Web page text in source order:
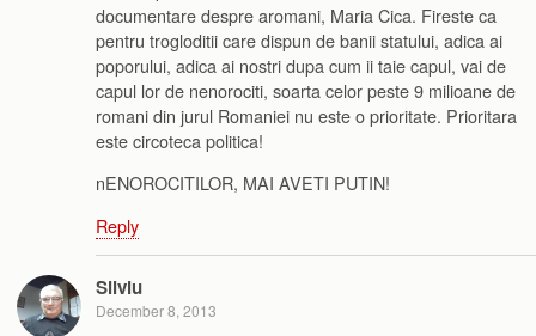
documentare despre aromani, Maria Cica. Fireste ca
pentru trogloditii care dispun de banii statului, adica ai
poporului, adica ai nostri dupa cum ii taie capul, vai de
capul lor de nenorociti, soarta celor peste 9 milioane de
romani din jurul Romaniei nu este o prioritate. Prioritara
este circoteca politica!
nENOROCITILOR, MAI AVETI PUTIN!
Reply
Silviu
December 8, 2013